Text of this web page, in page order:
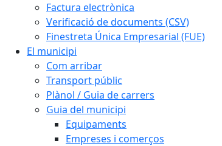
Factura electrònica
Verificació de documents (CSV)
Finestreta Única Empresarial (FUE)
El municipi
Com arribar
Transport públic
Plànol / Guia de carrers
Guia del municipi
Equipaments
Empreses i comerços